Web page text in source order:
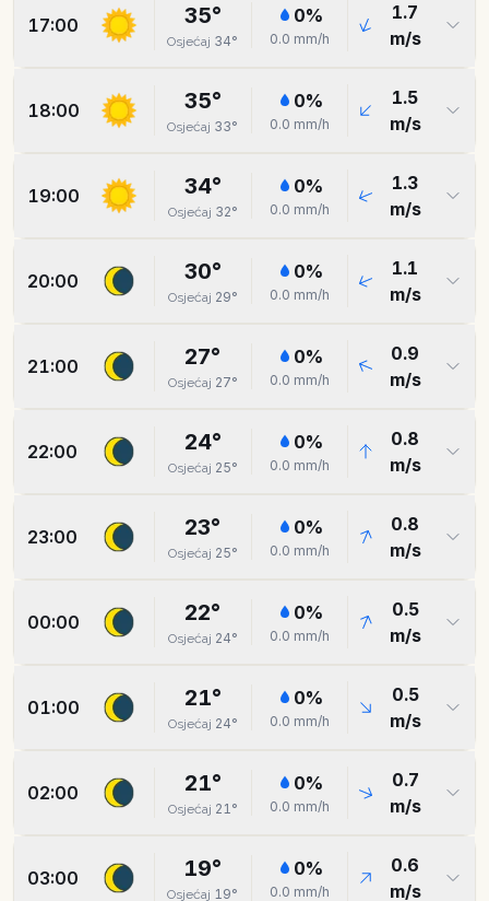
17:00 35°
Osjećaj 34°
0%
0.0 mm/h
1.7
m/s
18:00 35°
Osjećaj 33°
0%
0.0 mm/h
1.5
m/s
19:00 34°
Osjećaj 32°
0%
0.0 mm/h
1.3
m/s
20:00 30°
Osjećaj 29°
0%
0.0 mm/h
1.1
m/s
21:00 27°
Osjećaj 27°
0%
0.0 mm/h
0.9
m/s
22:00 24°
Osjećaj 25°
0%
0.0 mm/h
0.8
m/s
23:00 23°
Osjećaj 25°
0%
0.0 mm/h
0.8
m/s
00:00 22°
Osjećaj 24°
0%
0.0 mm/h
0.5
m/s
01:00 21°
Osjećaj 24°
0%
0.0 mm/h
0.5
m/s
02:00 21°
Osjećaj 21°
0%
0.0 mm/h
0.7
m/s
03:00 19°
Osjećaj 19°
0%
0.0 mm/h
0.6
m/s